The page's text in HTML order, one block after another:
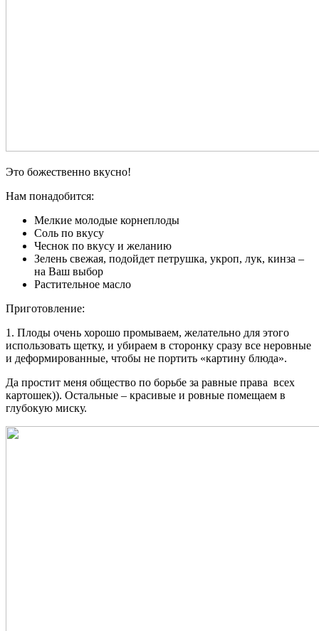
Это божественно вкусно!
Нам понадобится:
Мелкие молодые корнеплоды
Соль по вкусу
Чеснок по вкусу и желанию
Зелень свежая, подойдет петрушка, укроп, лук, кинза –
на Ваш выбор
Растительное масло
Приготовление:
1. Плоды очень хорошо промываем, желательно для этого
использовать щетку, и убираем в сторонку сразу все неровные
и деформированные, чтобы не портить «картину блюда».
Да простит меня общество по борьбе за равные права всех
картошек)). Остальные – красивые и ровные помещаем в
глубокую миску.